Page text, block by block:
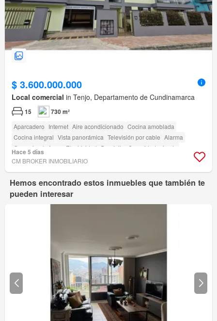
$ 3.600.000.000
Local comercial in Tenjo, Departamento de Cundinamarca
15 730 m²
Aparcadero Internet Aire acondicionado Cocina amoblada
Cocina integral Vista panorámica Televisión por cable Alarma
Gas natural
Agua Electricidad Depósito
Seguridad privada
Acceso para personas con discapacidad
Hace 5 días
CM BROKER INMOBILIARIO
Hemos encontrado estos inmuebles que también te
pueden interesar